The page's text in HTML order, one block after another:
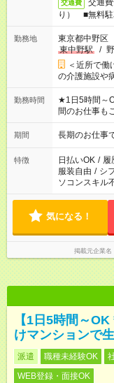
交通費
交通
り） ■無料駐
勤務地
東京都中野区
東中野駅
/
＜近所で働
の介護施設や
勤務時間
★1日5時間～
間のお仕事も
庭の都合でお
週最低15時間
期間 長期のお仕事
特徴 日払いOK / 履
服装自由 / シ
ソコンスキル
気になる！
掲載元企業名
【1日5時間～
けマンションで
派遣 職種未経験OK
WEB登録・面接OK